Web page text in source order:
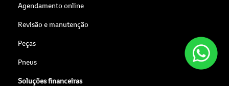
Agendamento online
Revisão e manutenção
Peças
Pneus
Soluções financeiras